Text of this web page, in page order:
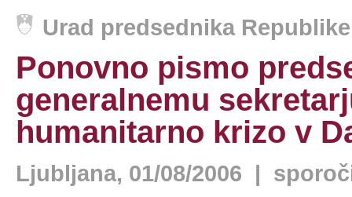
Urad predsednika
Ponovno pismo
generalnemu
humanitarno krizo v
Ljubljana, 01/08/2006 |